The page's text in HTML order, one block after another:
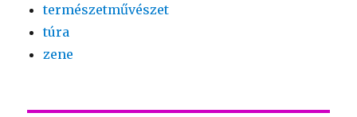
természetművészet
túra
zene